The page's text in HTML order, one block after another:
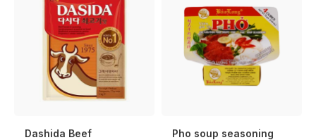
Dashida Beef
Pho soup seasoning